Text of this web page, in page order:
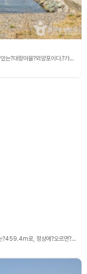
부산광역시에서?가장?큰?섬인?가덕도의?남쪽?끝자락에?있는?대항마을?외양포이다.?가덕도는?면적이?21.073㎢의?규모이며?해안선?길이는?36㎞이다.?지명의?유래는?예로부터?섬에?더덕이?많다?하여?이름을?붙였다고?한다. 가덕도는 천가산의 연대봉(459.4m), 국수봉(269m)을 중심으로 산지가?많은?섬이다.?아동섬과?동두말?가덕도?등대?주변에?절벽과?기암괴석?그리고?서남쪽의?외양포?해수욕장과?솔섬?천수?말코바위가?아름다운?풍광을?자랑한다. 가덕도는?아픈?
부산광역시?강서구?천성동?가덕도에?있는 산이다. 높이는?459.4m로, 정상에?오르면?남해의?섬들과?거제?해금강이?한눈에?내려다보인다. 부산광역시에서?가깝고?천천히?오르더라도?4시간?정도면?종주할?수?있어?가족이?함께?산행하기에?적당하다. 천성?선착장에서?내려?오른쪽으로?해안도로를?따라가면?산행?안내도?간판이?나온다. 간판을?따라?산행로를?10여?분?올라?임도를?거쳐?왼쪽으로?오르면?산불감시초소가?있다. 그곳에서?가파른?산길을?올라?낙타 등?바위를?지나